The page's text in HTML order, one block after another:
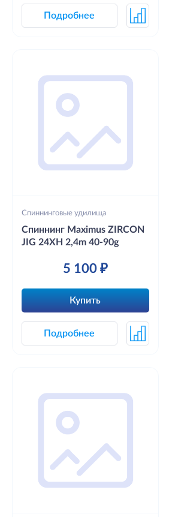
Подробнее
Спиннинговые удилища
Спиннинг Maximus ZIRCON
JIG 24XH 2,4m 40-90g
5 100 ₽
Купить
Подробнее